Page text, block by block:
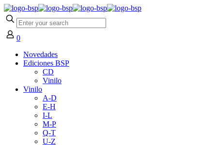
0
Novedades
Ediciones BSP
CD
Vinilo
Vinilo
A-D
E-H
I-L
M-P
Q-T
U-Z